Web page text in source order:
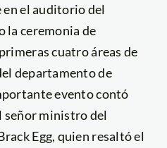
en el auditorio del
la ceremonia de
cuatro áreas de
departamento de
evento contó
señor ministro del
Egg, quien resaltó el